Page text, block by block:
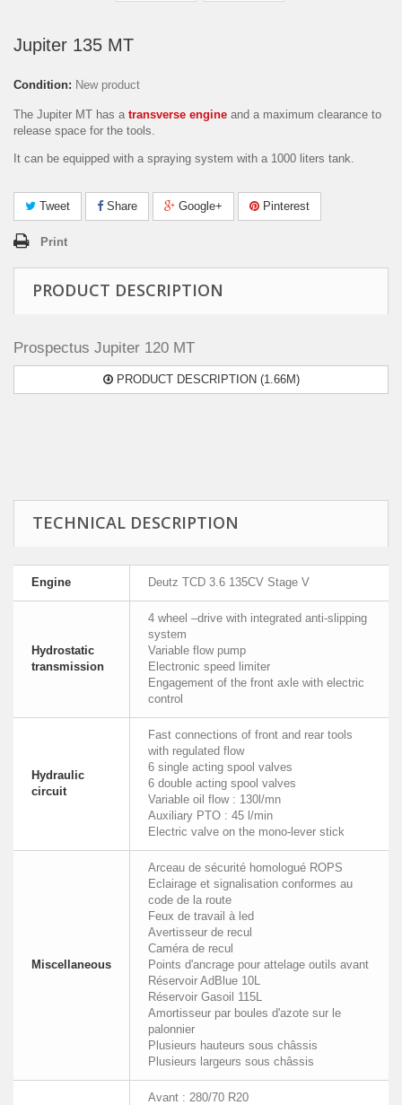
Jupiter 135 MT
Condition: New product
The Jupiter MT has a transverse engine and a maximum clearance to
release space for the tools.
It can be equipped with a spraying system with a 1000 liters tank.
Tweet Share Google+ Pinterest
Print
PRODUCT DESCRIPTION
Prospectus Jupiter 120 MT
PRODUCT DESCRIPTION (1.66M)
TECHNICAL DESCRIPTION
Engine Deutz TCD 3.6 135CV Stage V
Hydrostatic
transmission
4 wheel –drive with integrated anti-slipping
system
Variable flow pump
Electronic speed limiter
Engagement of the front axle with electric
control
Hydraulic
circuit
Fast connections of front and rear tools
with regulated flow
6 single acting spool valves
6 double acting spool valves
Variable oil flow : 130l/mn
Auxiliary PTO : 45 l/min
Electric valve on the mono-lever stick
Miscellaneous
Arceau de sécurité homologué ROPS
Eclairage et signalisation conformes au
code de la route
Feux de travail à led
Avertisseur de recul
Caméra de recul
Points d'ancrage pour attelage outils avant
Réservoir AdBlue 10L
Réservoir Gasoil 115L
Amortisseur par boules d'azote sur le
palonnier
Plusieurs hauteurs sous châssis
Plusieurs largeurs sous châssis
Avant : 280/70 R20